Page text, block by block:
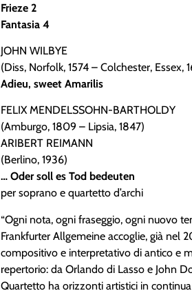
Frieze 2
Fantasia 4
JOHN WILBYE
(Diss, Norfolk, 1574 – Colchester, Essex,
Adieu, sweet Amarilis
FELIX MENDELSSOHN-BARTHOLDY
(Amburgo, 1809 – Lipsia, 1847)
ARIBERT REIMANN
(Berlino, 1936)
… Oder soll es Tod bedeuten
per soprano e quartetto d’archi
“Ogni nota, ogni fraseggio, ogni nuovo
Frankfurter Allgemeine accoglie, già nel
compositivo e interpretativo di antico e
repertorio: da Orlando di Lasso e John
Quartetto ha orizzonti artistici in